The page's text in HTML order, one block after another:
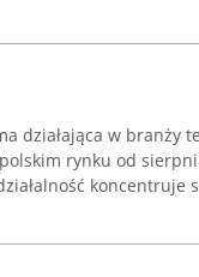
działająca w branży
rynku od
koncentruje